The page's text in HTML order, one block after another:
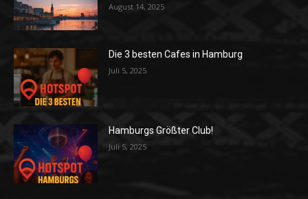
August 14, 2025
Die 3 besten Cafes in Hamburg
Juli 5, 2025
Hamburgs Größter Club!
Juli 5, 2025